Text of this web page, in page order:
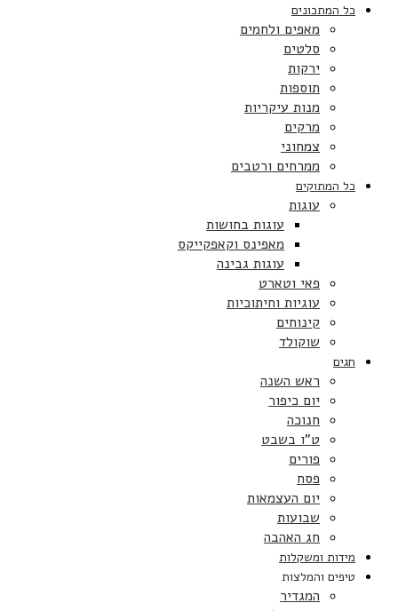
כל המתכונים
מאפים ולחמים
סלטים
ירקות
תוספות
מנות עיקריות
מרקים
צמחוני
ממרחים ורטבים
כל המתוקים
עוגות
עוגות בחושות
מאפינס וקאפקייקס
עוגות גבינה
פאי וטארט
עוגיות וחיתוכיות
קינוחים
שוקולד
חגים
ראש השנה
יום כיפור
חנוכה
ט”ו בשבט
פורים
פסח
יום העצמאות
שבועות
חג האהבה
מידות ומשקלות
טיפים והמלצות
המגדיר